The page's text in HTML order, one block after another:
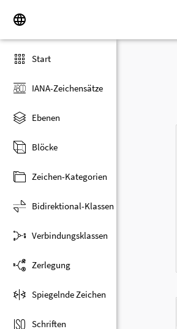
Start
IANA-Zeichensätze
Ebenen
Blöcke
Zeichen-Kategorien
Bidirektional-Klassen
Verbindungsklassen
Zerlegung
Spiegelnde Zeichen
Schriften